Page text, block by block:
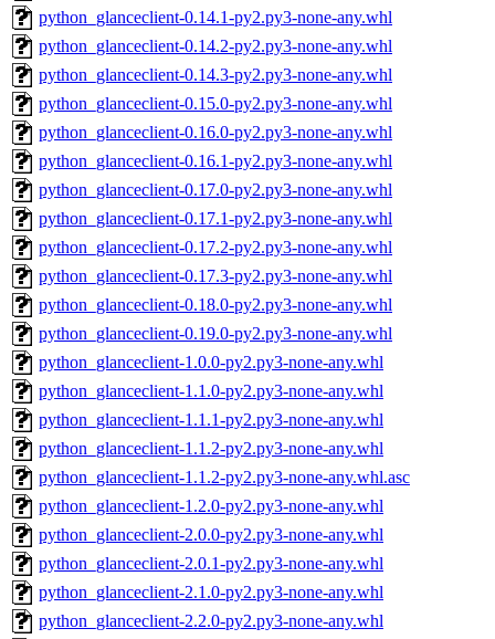
python_glanceclient-0.14.1-py2.py3-none-any.whl
python_glanceclient-0.14.2-py2.py3-none-any.whl
python_glanceclient-0.14.3-py2.py3-none-any.whl
python_glanceclient-0.15.0-py2.py3-none-any.whl
python_glanceclient-0.16.0-py2.py3-none-any.whl
python_glanceclient-0.16.1-py2.py3-none-any.whl
python_glanceclient-0.17.0-py2.py3-none-any.whl
python_glanceclient-0.17.1-py2.py3-none-any.whl
python_glanceclient-0.17.2-py2.py3-none-any.whl
python_glanceclient-0.17.3-py2.py3-none-any.whl
python_glanceclient-0.18.0-py2.py3-none-any.whl
python_glanceclient-0.19.0-py2.py3-none-any.whl
python_glanceclient-1.0.0-py2.py3-none-any.whl
python_glanceclient-1.1.0-py2.py3-none-any.whl
python_glanceclient-1.1.1-py2.py3-none-any.whl
python_glanceclient-1.1.2-py2.py3-none-any.whl
python_glanceclient-1.1.2-py2.py3-none-any.whl.asc
python_glanceclient-1.2.0-py2.py3-none-any.whl
python_glanceclient-2.0.0-py2.py3-none-any.whl
python_glanceclient-2.0.1-py2.py3-none-any.whl
python_glanceclient-2.1.0-py2.py3-none-any.whl
python_glanceclient-2.2.0-py2.py3-none-any.whl